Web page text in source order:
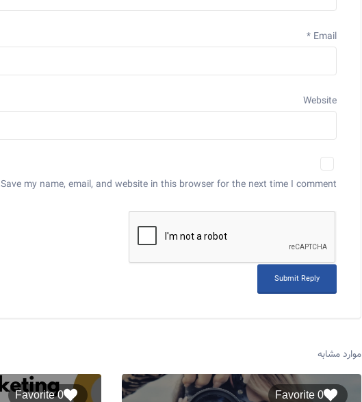
Email
*
Website
Save my name, email, and website in this browser for the next time I comment.
موارد مشابه
0 Favorite 0 Favorite